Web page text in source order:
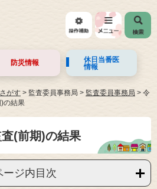
防災情報
休日当番医
情報
がす > 監査委員事務局 > 監査委員事務局 > 令
の結果
(前期)の結果
ージ内目次